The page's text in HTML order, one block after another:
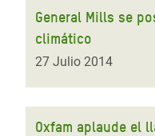
navegación
General Mills se
climático
27 Julio 2014
Oxfam aplaude el